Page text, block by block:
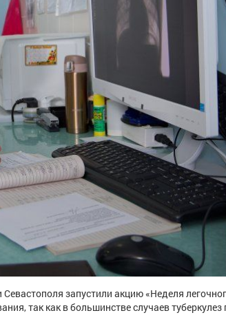
запустили акцию «Неделя
так как в большинстве случаев туберкулез